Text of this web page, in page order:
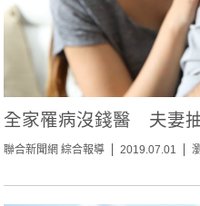
全家罹病沒錢醫 夫妻
聯合新聞網 綜合報導 2019.07.01